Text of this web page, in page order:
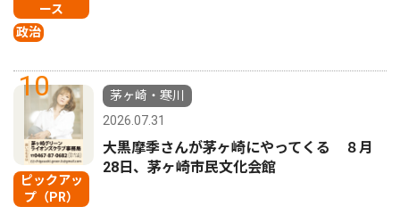
ース
政治
10
ピックアッ
プ（PR）
茅ヶ崎・寒川
2026.07.31
大黒摩季さんが茅ヶ崎にやってくる ８月
28日、茅ヶ崎市民文化会館